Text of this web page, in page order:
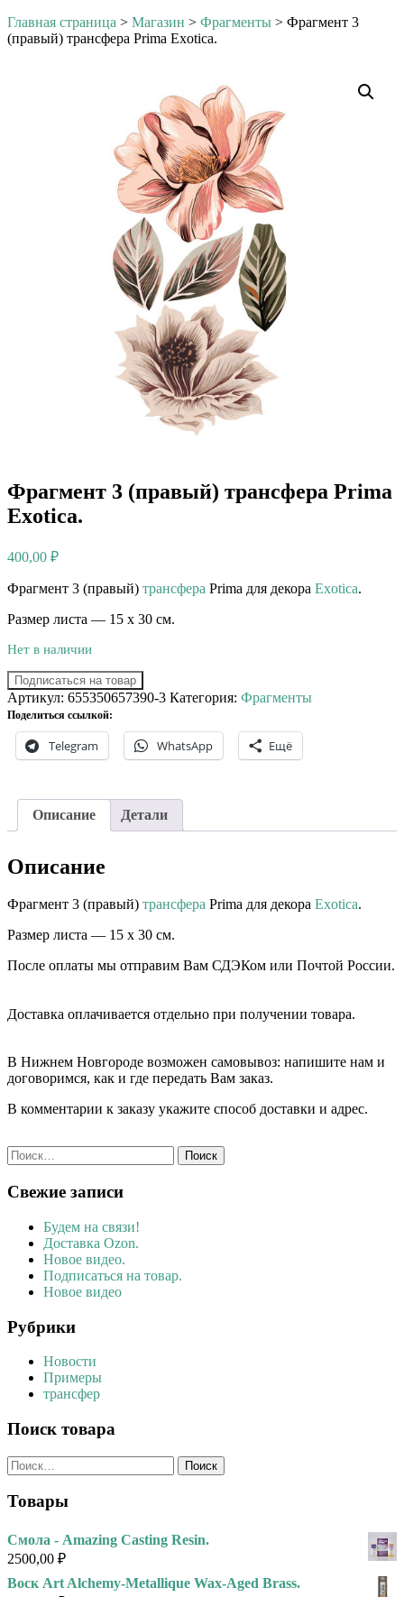
Главная страница > Магазин > Фрагменты > Фрагмент 3
(правый) трансфера Prima Exotica.
Фрагмент 3 (правый) трансфера Prima
Exotica.
400,00 ₽
Фрагмент 3 (правый) трансфера Prima для декора Exotica.
Размер листа — 15 х 30 см.
Нет в наличии
Подписаться на товар
Артикул: 655350657390-3 Категория: Фрагменты
Поделиться ссылкой:
Telegram WhatsApp Ещё
Описание Детали
Описание
Фрагмент 3 (правый) трансфера Prima для декора Exotica.
Размер листа — 15 х 30 см.
После оплаты мы отправим Вам СДЭКом или Почтой России.
Доставка оплачивается отдельно при получении товара. ⠀⠀
В Нижнем Новгороде возможен самовывоз: напишите нам и
договоримся, как и где передать Вам заказ.
В комментарии к заказу укажите способ доставки и адрес.
Найти:
Свежие записи
Будем на связи!
Доставка Ozon.
Новое видео.
Подписаться на товар.
Новое видео
Рубрики
Новости
Примеры
трансфер
Поиск товара
Найти:
Товары
Смола - Amazing Casting Resin.
2500,00 ₽
Воск Art Alchemy-Metallique Wax-Aged Brass.